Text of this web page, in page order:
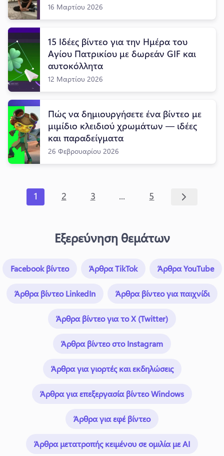
16 Μαρτίου 2026
15 Ιδέες βίντεο για την Ημέρα του
Αγίου Πατρικίου με δωρεάν GIF και
αυτοκόλλητα
12 Μαρτίου 2026
Πώς να δημιουργήσετε ένα βίντεο με
μιμίδιο κλειδιού χρωμάτων — ιδέες
και παραδείγματα
26 Φεβρουαρίου 2026
1 2 3 ... 5
Εξερεύνηση θεμάτων
Facebook βίντεο Άρθρα TikTok Άρθρα YouTube
Άρθρα βίντεο LinkedIn Άρθρα βίντεο για παιχνίδι
Άρθρα βίντεο για το X (Twitter)
Άρθρα βίντεο στο Instagram
Άρθρα για γιορτές και εκδηλώσεις
Άρθρα για επεξεργασία βίντεο Windows
Άρθρα για εφέ βίντεο
Άρθρα μετατροπής κειμένου σε ομιλία με AI